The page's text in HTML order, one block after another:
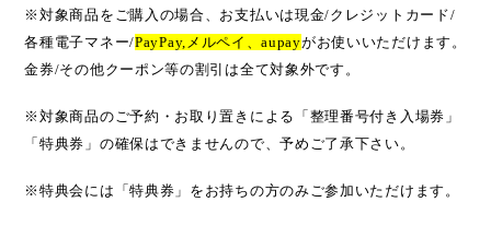
※対象商品をご購入の場合、お支払いは現金/クレジットカード/
各種電子マネー/PayPay,メルペイ、aupayがお使いいただけます。
金券/その他クーポン等の割引は全て対象外です。
※対象商品のご予約・お取り置きによる「整理番号付き入場券」
「特典券」の確保はできませんので、予めご了承下さい。
※特典会には「特典券」をお持ちの方のみご参加いただけます。